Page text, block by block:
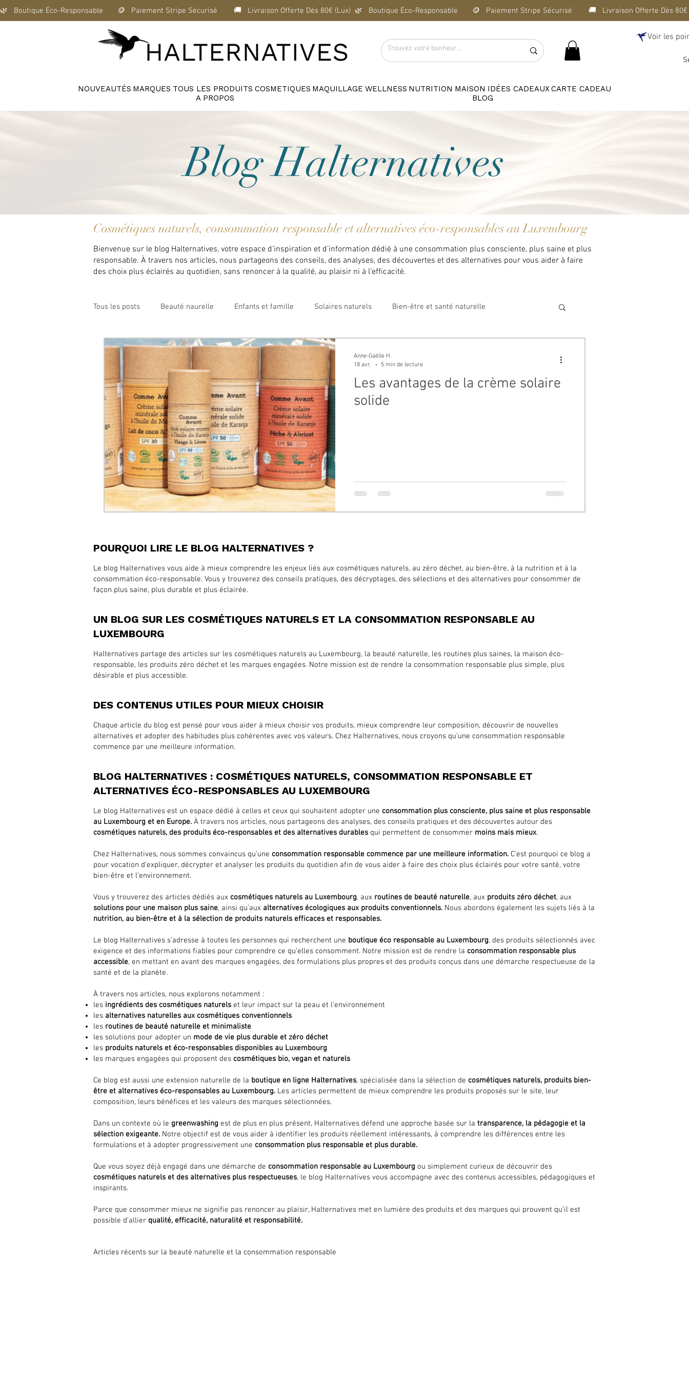
🌿   Boutique Éco-Responsable       🪙   Paiement Stripe Sécurisé        🚚   Livraison Offerte Dès 80€ (Lux)
Voir les
NOUVEAUTÉS MARQUES TOUS LES PRODUITS COSMETIQUES MAQUILLAGE WELLNESS NUTRITION MAISON IDÉES CADEAUXCARTE CADEAU
A PROPOS
BLOG
Blog Halternatives
Cosmétiques naturels, consommation responsable et alternatives éco-responsables au Luxembourg
Bienvenue sur le blog Halternatives, votre espace d’inspiration et d’information dédié à une consommation plus consciente, plus saine et plus
responsable. À travers nos articles, nous partageons des conseils, des analyses, des découvertes et des alternatives pour vous aider à faire
des choix plus éclairés au quotidien, sans renoncer à la qualité, au plaisir ni à l’efficacité.
Tous les posts Beauté naurelle Enfants et famille Solaires naturels Bien-être et santé naturelle
Maison saine et zéro déchet Marques engagées Maison Velvet Luxembourg
Les avantages de la crème solaire
solide
Anne-Gaëlle H.
18 avr.
5 min de lecture
POURQUOI LIRE LE BLOG HALTERNATIVES ?
Le blog Halternatives vous aide à mieux comprendre les enjeux liés aux cosmétiques naturels, au zéro déchet, au bien-être, à la nutrition et à la
consommation éco-responsable. Vous y trouverez des conseils pratiques, des décryptages, des sélections et des alternatives pour consommer de
façon plus saine, plus durable et plus éclairée.
UN BLOG SUR LES COSMÉTIQUES NATURELS ET LA CONSOMMATION RESPONSABLE AU
LUXEMBOURG
Halternatives partage des articles sur les cosmétiques naturels au Luxembourg, la beauté naturelle, les routines plus saines, la maison éco-
responsable, les produits zéro déchet et les marques engagées. Notre mission est de rendre la consommation responsable plus simple, plus
désirable et plus accessible.
DES CONTENUS UTILES POUR MIEUX CHOISIR
Chaque article du blog est pensé pour vous aider à mieux choisir vos produits, mieux comprendre leur composition, découvrir de nouvelles
alternatives et adopter des habitudes plus cohérentes avec vos valeurs. Chez Halternatives, nous croyons qu’une consommation responsable
commence par une meilleure information.
BLOG HALTERNATIVES : COSMÉTIQUES NATURELS, CONSOMMATION RESPONSABLE ET
ALTERNATIVES ÉCO-RESPONSABLES AU LUXEMBOURG
Le blog Halternatives est un espace dédié à celles et ceux qui souhaitent adopter une consommation plus consciente, plus saine et plus responsable
au Luxembourg et en Europe. À travers nos articles, nous partageons des analyses, des conseils pratiques et des découvertes autour des
cosmétiques naturels, des produits éco-responsables et des alternatives durables qui permettent de consommer moins mais mieux.
Chez Halternatives, nous sommes convaincus qu’une consommation responsable commence par une meilleure information. C’est pourquoi ce blog a
pour vocation d’expliquer, décrypter et analyser les produits du quotidien afin de vous aider à faire des choix plus éclairés pour votre santé, votre
bien-être et l’environnement.
Vous y trouverez des articles dédiés aux cosmétiques naturels au Luxembourg, aux routines de beauté naturelle, aux produits zéro déchet, aux
solutions pour une maison plus saine, ainsi qu’aux alternatives écologiques aux produits conventionnels. Nous abordons également les sujets liés à la
nutrition, au bien-être et à la sélection de produits naturels efficaces et responsables.
Le blog Halternatives s’adresse à toutes les personnes qui recherchent une boutique éco responsable au Luxembourg, des produits sélectionnés avec
exigence et des informations fiables pour comprendre ce qu’elles consomment. Notre mission est de rendre la consommation responsable plus
accessible, en mettant en avant des marques engagées, des formulations plus propres et des produits conçus dans une démarche respectueuse de la
santé et de la planète.
À travers nos articles, nous explorons notamment :
les ingrédients des cosmétiques naturels et leur impact sur la peau et l’environnement
les alternatives naturelles aux cosmétiques conventionnels
les routines de beauté naturelle et minimaliste
les solutions pour adopter un mode de vie plus durable et zéro déchet
les produits naturels et éco-responsables disponibles au Luxembourg
les marques engagées qui proposent des cosmétiques bio, vegan et naturels
Ce blog est aussi une extension naturelle de la boutique en ligne Halternatives, spécialisée dans la sélection de cosmétiques naturels, produits bien-
être et alternatives éco-responsables au Luxembourg. Les articles permettent de mieux comprendre les produits proposés sur le site, leur
composition, leurs bénéfices et les valeurs des marques sélectionnées.
Dans un contexte où le greenwashing est de plus en plus présent, Halternatives défend une approche basée sur la transparence, la pédagogie et la
sélection exigeante. Notre objectif est de vous aider à identifier les produits réellement intéressants, à comprendre les différences entre les
formulations et à adopter progressivement une consommation plus responsable et plus durable.
Que vous soyez déjà engagé dans une démarche de consommation responsable au Luxembourg ou simplement curieux de découvrir des
cosmétiques naturels et des alternatives plus respectueuses, le blog Halternatives vous accompagne avec des contenus accessibles, pédagogiques et
inspirants.
Parce que consommer mieux ne signifie pas renoncer au plaisir, Halternatives met en lumière des produits et des marques qui prouvent qu’il est
possible d’allier qualité, efficacité, naturalité et responsabilité.
Articles récents sur la beauté naturelle et la consommation responsable